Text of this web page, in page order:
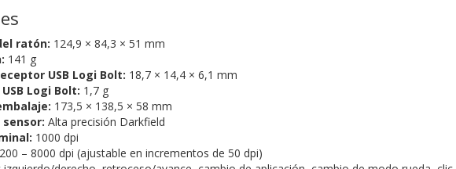
ratón: 124,9 × 84,3 × 51 mm
141 g
USB Logi Bolt: 18,7 × 14,4 × 6,1 mm
Logi Bolt: 1,7 g
173,5 × 138,5 × 58 mm
Alta precisión Darkfield
1000 dpi
200 – 8000 dpi (ajustable en incrementos de 50 dpi)